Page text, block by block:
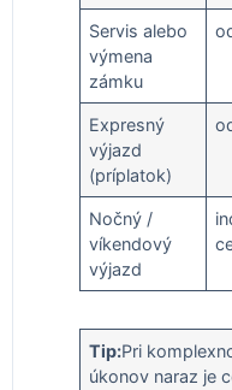
Servis alebo
výmena
zámku
Expresný
výjazd
(príplatok)
Nočný /
víkendový
výjazd
Tip:Pri
úkonov naraz je